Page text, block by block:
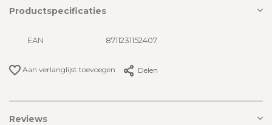
Productspecificaties
EAN 8711231152407
Aan verlanglijst toevoegen Delen
Reviews